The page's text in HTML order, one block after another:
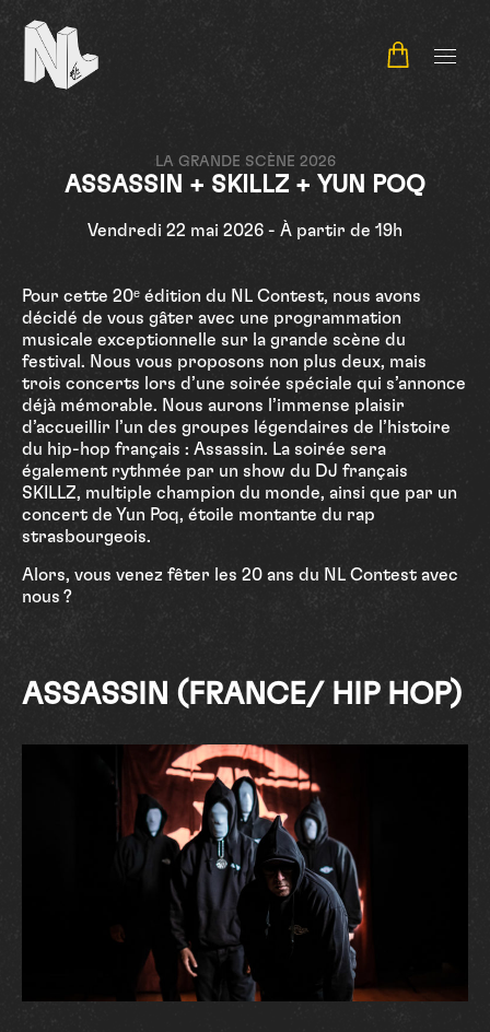
LA GRANDE SCÈNE 2026
ASSASSIN + SKILLZ + YUN POQ
Vendredi 22 mai 2026 - À partir de 19h
Pour cette 20ᵉ édition du NL Contest, nous avons
décidé de vous gâter avec une programmation
musicale exceptionnelle sur la grande scène du
festival. Nous vous proposons non plus deux, mais
trois concerts lors d’une soirée spéciale qui s’annonce
déjà mémorable. Nous aurons l’immense plaisir
d’accueillir l’un des groupes légendaires de l’histoire
du hip-hop français : Assassin. La soirée sera
également rythmée par un show du DJ français
SKILLZ, multiple champion du monde, ainsi que par un
concert de Yun Poq, étoile montante du rap
strasbourgeois.
Alors, vous venez fêter les 20 ans du NL Contest avec
nous ?
ASSASSIN (FRANCE/ HIP HOP)